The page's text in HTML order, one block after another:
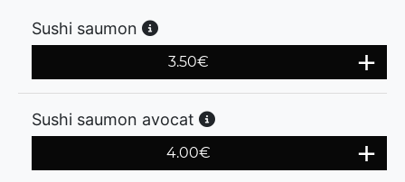
Sushi saumon
3.50€
Sushi saumon avocat
4.00€